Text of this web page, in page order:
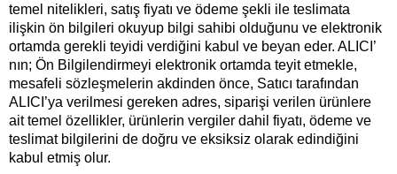
temel nitelikleri, satış fiyatı ve ödeme şekli ile teslimata
ilişkin ön bilgileri okuyup bilgi sahibi olduğunu ve elektronik
ortamda gerekli teyidi verdiğini kabul ve beyan eder. ALICI’
nın; Ön Bilgilendirmeyi elektronik ortamda teyit etmekle,
mesafeli sözleşmelerin akdinden önce, Satıcı tarafından
ALICI’ya verilmesi gereken adres, siparişi verilen ürünlere
ait temel özellikler, ürünlerin vergiler dahil fiyatı, ödeme ve
teslimat bilgilerini de doğru ve eksiksiz olarak edindiğini
kabul etmiş olur.